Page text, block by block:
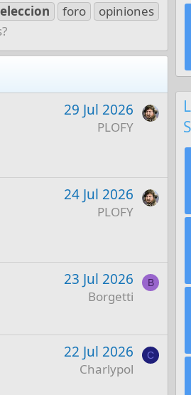
eleccion foro
opiniones
29 Jul 2026
PLOFY
24 Jul 2026
PLOFY
23 Jul 2026
Borgetti
B
22 Jul 2026
Charlypol
C